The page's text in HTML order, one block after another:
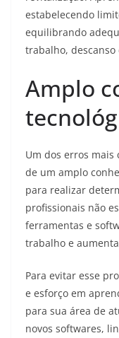
estabelecendo
equilibrando
trabalho, descanso
Amplo
Um dos erros
de um amplo
para realizar
profissionais não
ferramentas e
trabalho e
Para evitar esse
e esforço em
para sua área de
novos softwares,